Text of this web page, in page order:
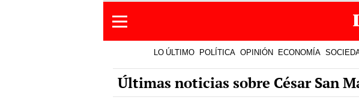
LO ÚLTIMO POLÍTICA OPINIÓN ECONOMÍA
Últimas noticias sobre César San